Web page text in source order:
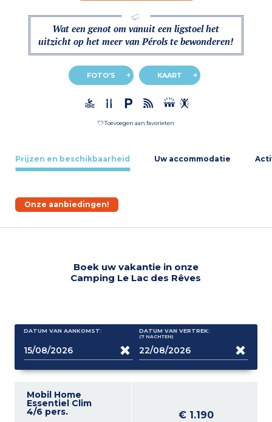
Wat een genot om vanuit een ligstoel het
uitzicht op het meer van Pérols te bewonderen!
FOTO'S KAART
Toevoegen aan favorieten
Prijzen en beschikbaarheid Uw accommodatie
Onze aanbiedingen!
Boek uw vakantie in onze
Camping Le Lac des Rêves
DATUM VAN AANKOMST: DATUM VAN VERTREK:
(7 NACHTEN)
Mobil Home
Essentiel Clim
4/6 pers. € 1.190